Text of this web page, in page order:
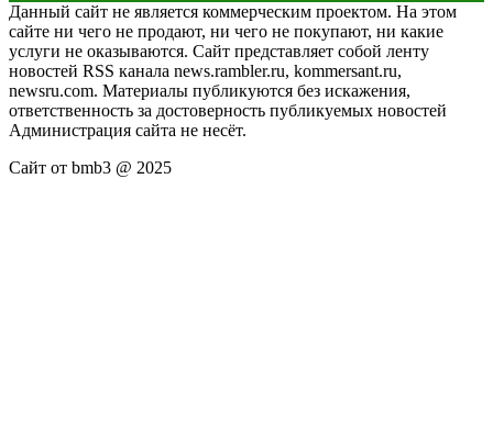
Данный сайт не является коммерческим проектом. На этом
сайте ни чего не продают, ни чего не покупают, ни какие
услуги не оказываются. Сайт представляет собой ленту
новостей RSS канала news.rambler.ru, kommersant.ru,
newsru.com. Материалы публикуются без искажения,
ответственность за достоверность публикуемых новостей
Администрация сайта не несёт.
Сайт от bmb3 @ 2025